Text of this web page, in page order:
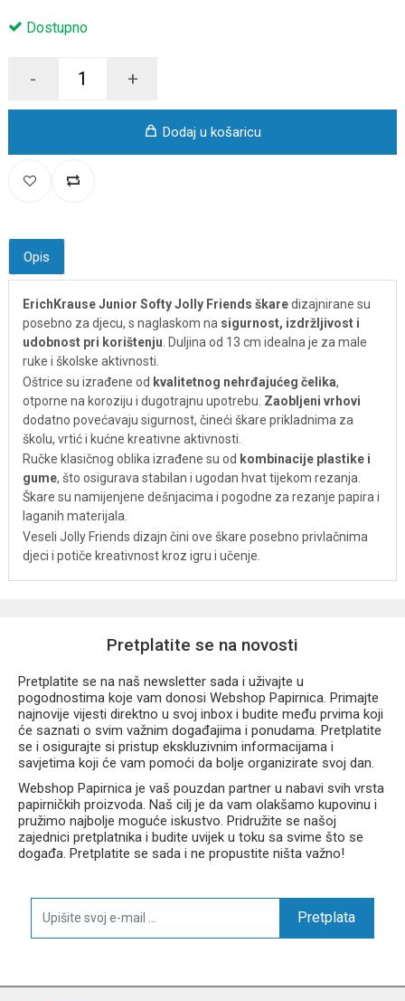
Dostupno
- +
Dodaj u košaricu
Opis
ErichKrause Junior Softy Jolly Friends škaredizajnirane su
posebno za djecu, s naglaskom na sigurnost, izdržljivost i
udobnost pri korištenju. Duljina od 13 cm idealna je za male
ruke i školske aktivnosti.
Oštrice su izrađene od kvalitetnog nehrđajućeg čelika,
otporne na koroziju i dugotrajnu upotrebu. Zaobljeni vrhovi
dodatno povećavaju sigurnost, čineći škare prikladnima za
školu, vrtić i kućne kreativne aktivnosti.
Ručke klasičnog oblika izrađene su od kombinacije plastike i
gume, što osigurava stabilan i ugodan hvat tijekom rezanja.
Škare su namijenjene dešnjacima i pogodne za rezanje papira i
laganih materijala.
Veseli Jolly Friends dizajn čini ove škare posebno privlačnima
djeci i potiče kreativnost kroz igru i učenje.
Pretplatite se na novosti
Pretplatite se na naš newsletter sada i uživajte u
pogodnostima koje vam donosi Webshop Papirnica. Primajte
najnovije vijesti direktno u svoj inbox i budite među prvima koji
će saznati o svim važnim događajima i ponudama. Pretplatite
se i osigurajte si pristup ekskluzivnim informacijama i
savjetima koji će vam pomoći da bolje organizirate svoj dan.
Webshop Papirnica je vaš pouzdan partner u nabavi svih vrsta
papirničkih proizvoda. Naš cilj je da vam olakšamo kupovinu i
pružimo najbolje moguće iskustvo. Pridružite se našoj
zajednici pretplatnika i budite uvijek u toku sa svime što se
događa. Pretplatite se sada i ne propustite ništa važno!
Pretplata